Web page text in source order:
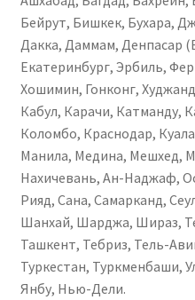
Бейрут, Бишкек, Бухара,
Дакка, Даммам, Денпасар
Екатеринбург, Эрбиль,
Хошимин, Гонконг,
Кабул, Карачи, Катманду,
Коломбо, Краснодар,
Манила, Медина, Мешхед,
Нахичевань, Ан-Наджаф,
Рияд, Сана, Самарканд,
Шанхай, Шарджа, Шираз,
Ташкент, Тебриз, Тель-
Туркестан, Туркменбаши,
Янбу, Нью-Дели.